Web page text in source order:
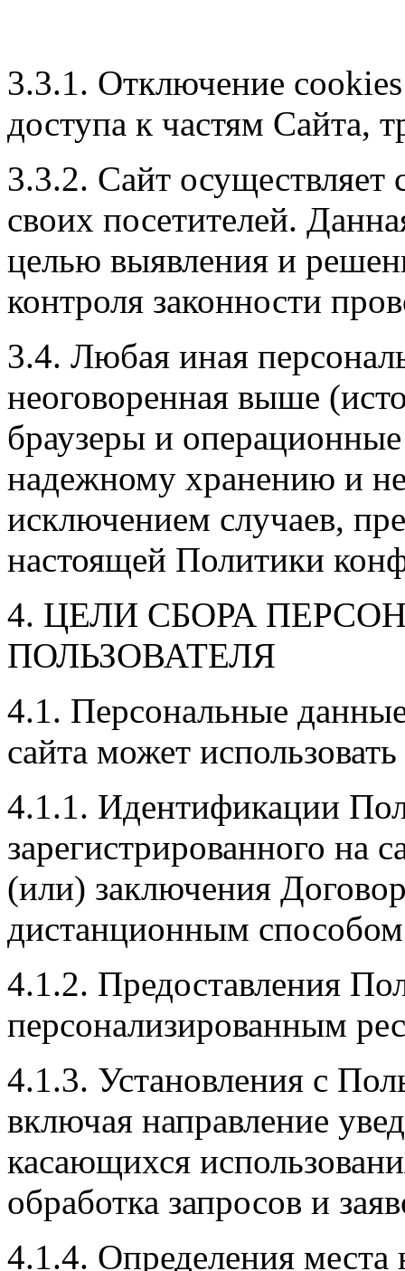
3.3.1. Отключение
доступа к частям Сайта,
3.3.2. Сайт осуществляет
своих посетителей.
целью выявления и
контроля законности
3.4. Любая иная
неоговоренная выше
браузеры и
надежному хранению и
исключением случаев,
настоящей Политики
4. ЦЕЛИ СБОРА
ПОЛЬЗОВАТЕЛЯ
4.1. Персональные
сайта может
4.1.1. Идентификации
зарегистрированного на
(или) заключения
дистанционным
4.1.2. Предоставления
персонализированным
4.1.3. Установления с
включая направление
касающихся
обработка запросов и
4.1.4. Определения места